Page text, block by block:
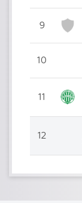
9
10
11
12